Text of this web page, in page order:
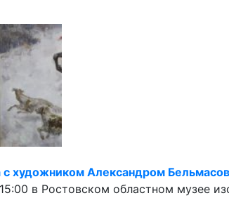
с художником Александром
в Ростовском областном музее